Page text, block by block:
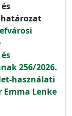
256/2026.
használati
Lenke